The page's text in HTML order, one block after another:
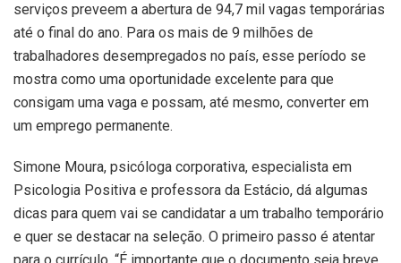
serviços preveem a abertura de 94,7 mil vagas temporárias
até o final do ano. Para os mais de 9 milhões de
trabalhadores desempregados no país, esse período se
mostra como uma oportunidade excelente para que
consigam uma vaga e possam, até mesmo, converter em
um emprego permanente.
Simone Moura, psicóloga corporativa, especialista em
Psicologia Positiva e professora da Estácio, dá algumas
dicas para quem vai se candidatar a um trabalho temporário
e quer se destacar na seleção. O primeiro passo é atentar